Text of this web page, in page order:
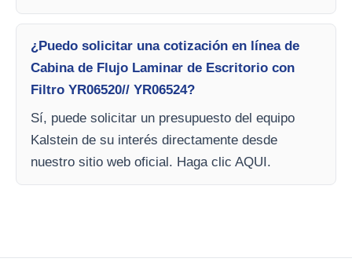
¿Puedo solicitar una cotización en línea de
Cabina de Flujo Laminar de Escritorio con
Filtro YR06520// YR06524?
Sí, puede solicitar un presupuesto del equipo
Kalstein de su interés directamente desde
nuestro sitio web oficial. Haga clic AQUI.